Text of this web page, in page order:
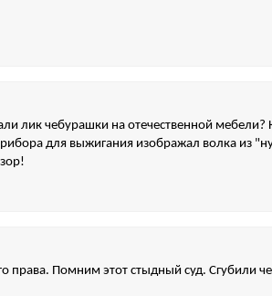
лик чебурашки на отечественной мебели?
для выжигания изображал волка из
права. Помним этот стыдный суд. Сгубили